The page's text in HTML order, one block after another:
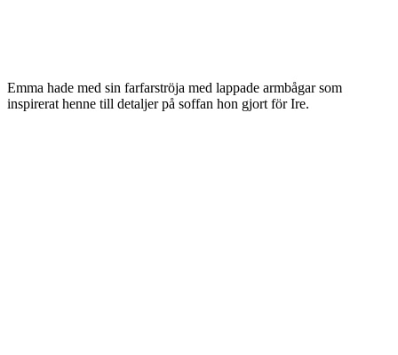
Emma hade med sin farfarströja med lappade armbågar som
inspirerat henne till detaljer på soffan hon gjort för Ire.